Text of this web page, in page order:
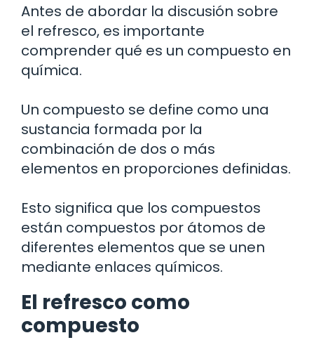
Antes de abordar la discusión sobre
el refresco, es importante
comprender qué es un compuesto en
química.
Un compuesto se define como una
sustancia formada por la
combinación de dos o más
elementos en proporciones definidas.
Esto significa que los compuestos
están compuestos por átomos de
diferentes elementos que se unen
mediante enlaces químicos.
El refresco como
compuesto